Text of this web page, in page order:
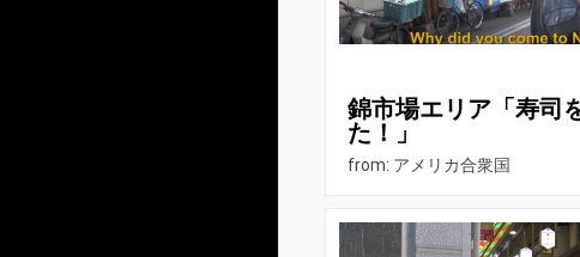
錦市場エリア「寿司
た！」
from: アメリカ合衆国